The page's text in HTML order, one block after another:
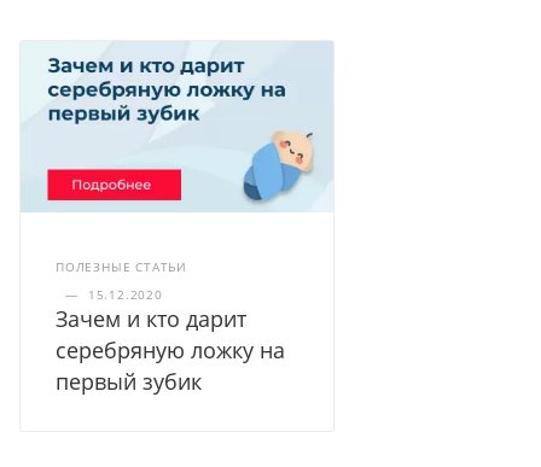
ПОЛЕЗНЫЕ СТАТЬИ
—
15.12.2020
Зачем и кто дарит
серебряную ложку на
первый зубик